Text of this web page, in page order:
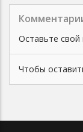
Оставьте
Чтобы